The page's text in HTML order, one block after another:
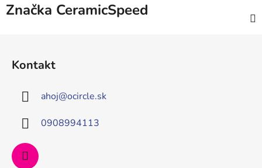
Značka CeramicSpeed
Kontakt
ahoj@ocircle.sk
0908994113